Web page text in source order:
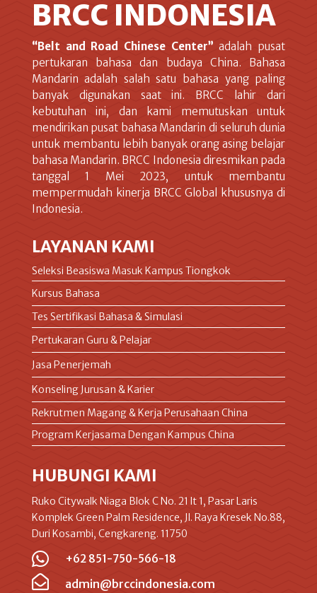
BRCC INDONESIA
“Belt and Road Chinese Center” adalah pusat
pertukaran bahasa dan budaya China. Bahasa
Mandarin adalah salah satu bahasa yang paling
banyak digunakan saat ini. BRCC lahir dari
kebutuhan ini, dan kami memutuskan untuk
mendirikan pusat bahasa Mandarin di seluruh dunia
untuk membantu lebih banyak orang asing belajar
bahasa Mandarin. BRCC Indonesia diresmikan pada
tanggal 1 Mei 2023, untuk membantu
mempermudah kinerja BRCC Global khususnya di
Indonesia.
LAYANAN KAMI
Seleksi Beasiswa Masuk Kampus Tiongkok
Kursus Bahasa
Tes Sertifikasi Bahasa & Simulasi
Pertukaran Guru & Pelajar
Jasa Penerjemah
Konseling Jurusan & Karier
Rekrutmen Magang & Kerja Perusahaan China
Program Kerjasama Dengan Kampus China
HUBUNGI KAMI
Ruko Citywalk Niaga Blok C No. 21 lt 1, Pasar Laris
Komplek Green Palm Residence, Jl. Raya Kresek No.88,
Duri Kosambi, Cengkareng. 11750
 +62 851-750-566-18
 admin@brccindonesia.com